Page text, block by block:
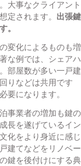
大事なクライアント
定されます。 出張鍵
。
変化によるものも増
な例では、シェアハ
部屋数が多い一戸建
りなどは共用です
要になります。
事業者の増加も鍵の
長を遂げているイン
化をより身近に感じ
建てなどをリノベー
鍵を後付けにする典